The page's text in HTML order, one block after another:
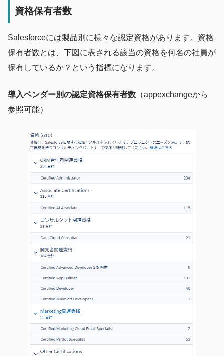
資格保有者数
Salesforceには製品別に様々な認定資格があります。資格
保有者数とは、下図に表される該当の資格を何名の社員が
保有しているか？という指標になります。
導入ベンダー別の認定資格保有者数 （appexchangeから
参照可能）